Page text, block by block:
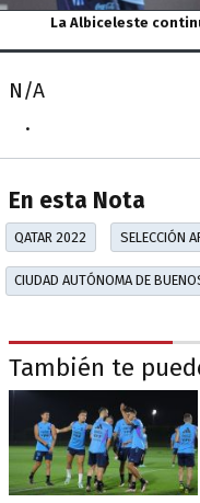
La Albiceleste
N/A
.
En esta Nota
QATAR 2022 SELECCIÓN
CIUDAD AUTÓNOMA DE
También te